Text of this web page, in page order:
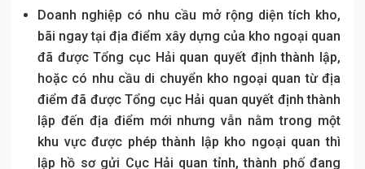
Doanh nghiệp có nhu cầu mở rộng diện tích kho,
bãi ngay tại địa điểm xây dựng của kho ngoại quan
đã được Tổng cục Hải quan quyết định thành lập,
hoặc có nhu cầu di chuyển kho ngoại quan từ địa
điểm đã được Tổng cục Hải quan quyết định thành
lập đến địa điểm mới nhưng vẫn nằm trong một
khu vực được phép thành lập kho ngoại quan thì
lập hồ sơ gửi Cục Hải quan tỉnh, thành phố đang